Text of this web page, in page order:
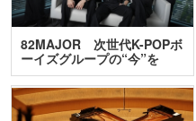
82MAJOR 次世代K-POPボ
ーイズグループの“今”を
訊…